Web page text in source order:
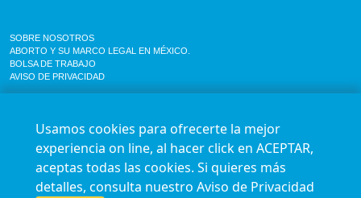
SOBRE NOSOTROS
ABORTO Y SU MARCO LEGAL EN MÉXICO.
BOLSA DE TRABAJO
AVISO DE PRIVACIDAD
Agenda en línea24/7 aquí
Impact report
Síguenos en nuestras redes
Usamos cookies para ofrecerte la mejor
experiencia on line, al hacer click en ACEPTAR,
aceptas todas las cookies. Si quieres más
detalles, consulta nuestro Aviso de Privacidad